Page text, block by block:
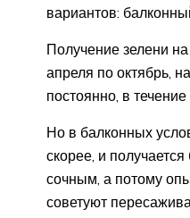
вариантов:
Получение зелени
апреля по октябрь,
постоянно, в
Но в балконных
скорее, и
сочным, а потому
советуют